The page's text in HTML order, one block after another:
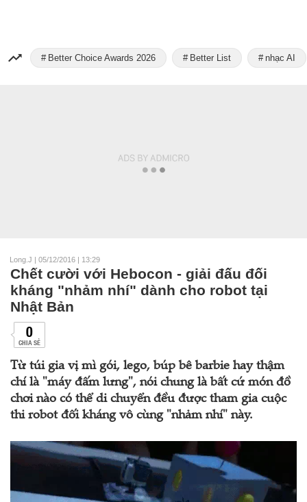
Better Choice Awards 2026 Better List nhạc AI
Long.J | 05/12/2016 | 13:29
Chết cười với Hebocon - giải đấu đối
kháng "nhảm nhí" dành cho robot tại
Nhật Bản
0
CHIA SẺ
Từ túi gia vị mì gói, lego, búp bê barbie hay thậm
chí là "máy đấm lưng", nói chung là bất cứ món đồ
chơi nào có thể di chuyển đều được tham gia cuộc
thi robot đối kháng vô cùng "nhảm nhí" này.